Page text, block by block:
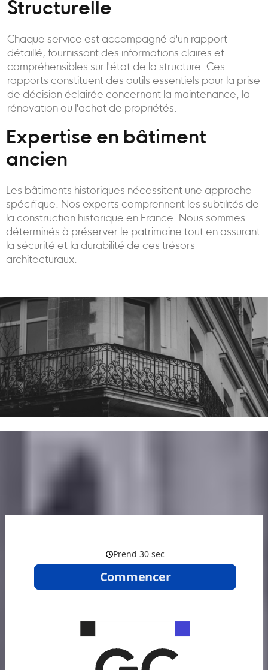
Structurelle
Chaque service est accompagné d'un rapport
détaillé, fournissant des informations claires et
compréhensibles sur l'état de la structure. Ces
rapports constituent des outils essentiels pour la prise
de décision éclairée concernant la maintenance, la
rénovation ou l'achat de propriétés.
Expertise en bâtiment
ancien
Les bâtiments historiques nécessitent une approche
spécifique. Nos experts comprennent les subtilités de
la construction historique en France. Nous sommes
déterminés à préserver le patrimoine tout en assurant
la sécurité et la durabilité de ces trésors
architecturaux.